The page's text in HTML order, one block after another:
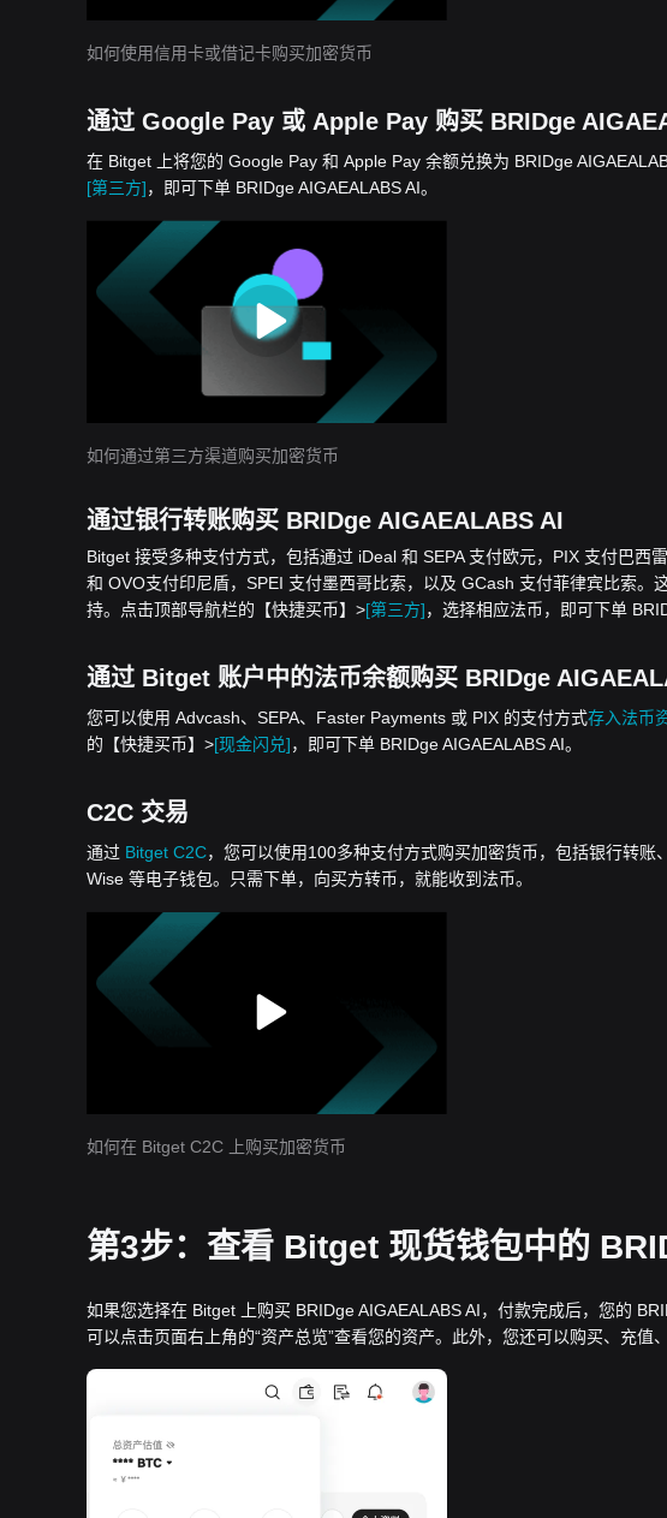
如何使用信用卡或借记卡购买加密货币
通过 Google Pay 或 Apple Pay 购买 BRIDge
在 Bitget 上将您的 Google Pay 和 Apple Pay 余额兑换为 BRIDge
[第三方]，即可下单 BRIDge AIGAEALABS AI。
如何通过第三方渠道购买加密货币
通过银行转账购买 BRIDge AIGAEALABS AI
Bitget 接受多种支付方式，包括通过 iDeal 和 SEPA 支付欧元，PIX 支付巴西
和 OVO支付印尼盾，SPEI 支付墨西哥比索，以及 GCash 支付菲律宾比索
持。点击顶部导航栏的【快捷买币】>[第三方]，选择相应法币，即可下单
通过 Bitget 账户中的法币余额购买 BRIDge
您可以使用 Advcash、SEPA、Faster Payments 或 PIX 的支付方式存入法币
的【快捷买币】>[现金闪兑]，即可下单 BRIDge AIGAEALABS AI。
C2C 交易
通过 Bitget C2C，您可以使用100多种支付方式购买加密货币，包括银行转
Wise 等电子钱包。只需下单，向买方转币，就能收到法币。
如何在 Bitget C2C 上购买加密货币
第3步：查看 Bitget 现货钱包中的
如果您选择在 Bitget 上购买 BRIDge AIGAEALABS AI，付款完成后，您的
可以点击页面右上角的“资产总览”查看您的资产。此外，您还可以购买、充值